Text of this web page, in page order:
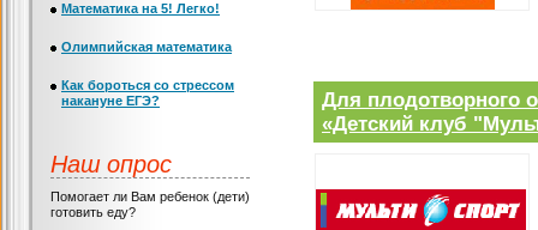
Для плодотворного
«Детский клуб
Математика на 5! Легко!
Олимпийская математика
Как бороться со стрессом
накануне ЕГЭ?
Наш опрос
Помогает ли Вам ребенок (дети)
готовить еду?